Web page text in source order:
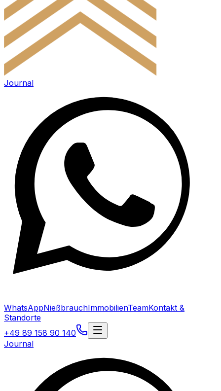
Journal
WhatsAppNießbrauchImmobilienTeamKontakt &
Standorte
+49 89 158 90 140
Journal